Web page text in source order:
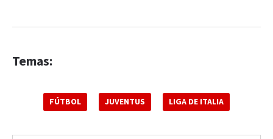
Temas:
FÚTBOL JUVENTUS LIGA DE ITALIA